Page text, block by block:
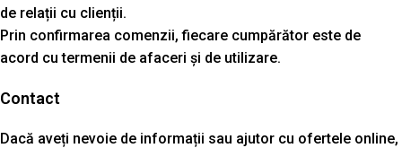
de relații cu clienții.
Prin confirmarea comenzii, fiecare cumpărător este de
acord cu termenii de afaceri și de utilizare.
Contact
Dacă aveți nevoie de informații sau ajutor cu ofertele online,